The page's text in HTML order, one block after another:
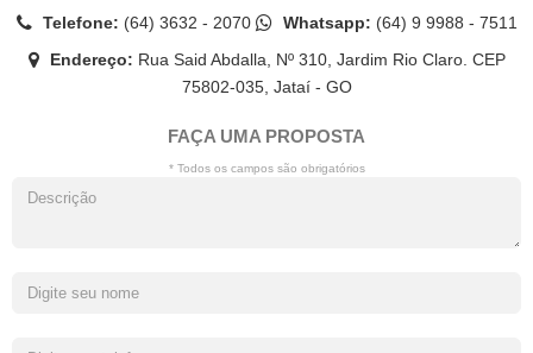
Telefone: (64) 3632 - 2070 Whatsapp: (64) 9 9988 - 7511
Endereço: Rua Said Abdalla, Nº 310, Jardim Rio Claro. CEP
75802-035, Jataí - GO
FAÇA UMA PROPOSTA
* Todos os campos são obrigatórios